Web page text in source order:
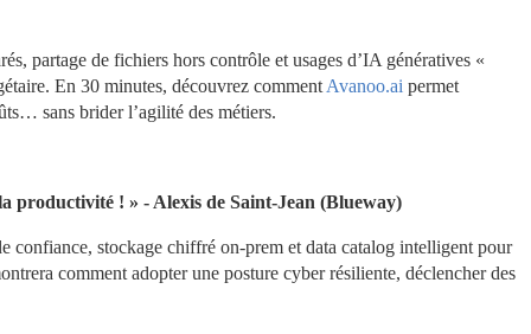
partage de fichiers hors contrôle et usages d’IA génératives «
En 30 minutes, découvrez comment Avanoo.ai permet
sans brider l’agilité des métiers.
productivité ! » - Alexis de Saint-Jean (Blueway)
stockage chiffré on‑prem et data catalog intelligent pour
comment adopter une posture cyber résiliente, déclencher des